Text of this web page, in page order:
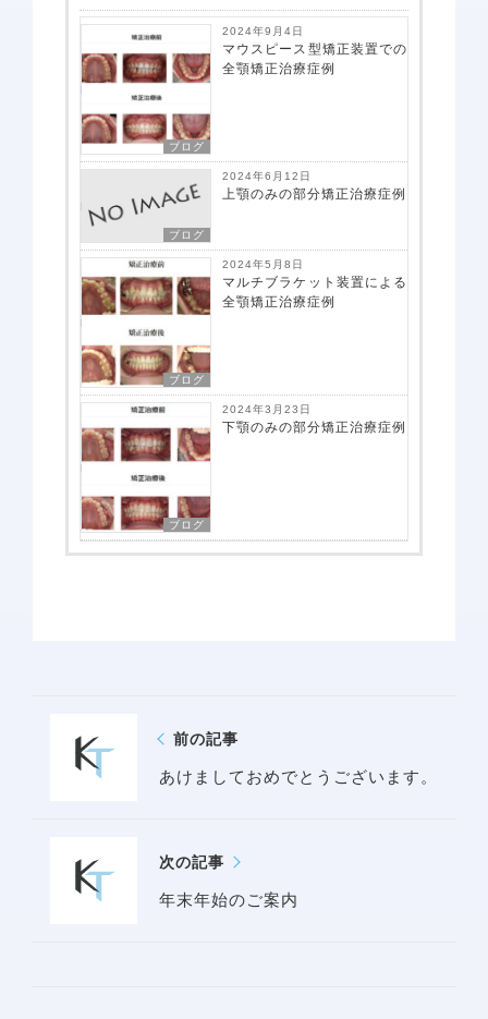
アクセス
ブログ
2024年9月4日
マウスピース型矯正装置での
全顎矯正治療症例
ブログ
2024年6月12日
上顎のみの部分矯正治療症例
ブログ
2024年5月8日
マルチブラケット装置による
全顎矯正治療症例
ブログ
2024年3月23日
下顎のみの部分矯正治療症例
前の記事
あけましておめでとうございます。
次の記事
年末年始のご案内